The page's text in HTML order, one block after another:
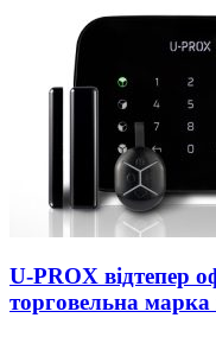
U-PROX відтепер
торговельна